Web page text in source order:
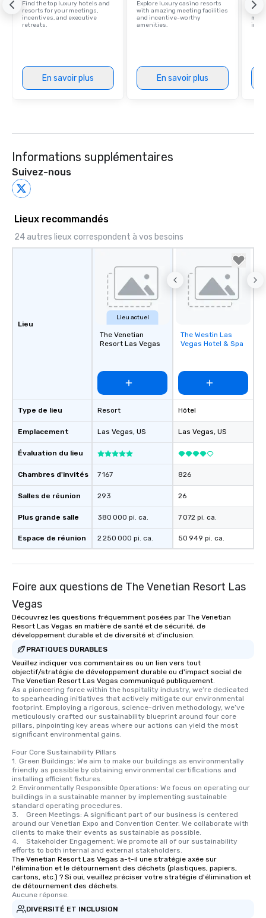
Find the top luxury hotels and
resorts for your meetings,
incentives, and executive
retreats.
En savoir plus
Explore luxury casino resorts
with amazing meeting facilities
and incentive-worthy
amenities.
En savoir plus
Informations supplémentaires
Suivez-nous
Lieux recommandés
24 autres lieux correspondent à vos besoins
Lieu
Type de lieu
Emplacement
Évaluation du lieu
Chambres d'invités
Salles de réunion
Plus grande salle
Espace de réunion
Lieu actuel
The Venetian
Resort Las Vegas
Resort
Las Vegas, US
7 167
293
380 000 pi. ca.
2 250 000 pi. ca.
Removed from
favorites
The Westin Las
Vegas Hotel & Spa
Hôtel
Las Vegas, US
826
26
7 072 pi. ca.
50 949 pi. ca.
Foire aux questions de The Venetian Resort Las
Vegas
Découvrez les questions fréquemment posées par The Venetian
Resort Las Vegas en matière de santé et de sécurité, de
développement durable et de diversité et d'inclusion.
PRATIQUES DURABLES
Veuillez indiquer vos commentaires ou un lien vers tout
objectif/stratégie de développement durable ou d'impact social de
The Venetian Resort Las Vegas communiqué publiquement.
As a pioneering force within the hospitality industry, we’re dedicated
to spearheading initiatives that actively mitigate our environmental
footprint. Employing a rigorous, science-driven methodology, we’ve
meticulously crafted our sustainability blueprint around four core
pillars, pinpointing key areas where our actions can yield the most
significant environmental gains.
Four Core Sustainability Pillars
1.	Green Buildings: We aim to make our buildings as environmentally
friendly as possible by obtaining environmental certifications and
installing efficient fixtures.
2.	Environmentally Responsible Operations: We focus on operating our
buildings in a sustainable manner by implementing sustainable
standard operating procedures.
3.	Green Meetings: A significant part of our business is centered
around our Venetian Expo and Convention Center. We collaborate with
clients to make their events as sustainable as possible.
4.	Stakeholder Engagement: We promote all of our sustainability
efforts to both internal and external stakeholders.
The Venetian Resort Las Vegas a-t-il une stratégie axée sur
l'élimination et le détournement des déchets (plastiques, papiers,
cartons, etc.) ? Si oui, veuillez préciser votre stratégie d'élimination et
de détournement des déchets.
Aucune réponse.
DIVERSITÉ ET INCLUSION